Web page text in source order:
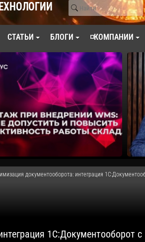
СТАТЬИ БЛОГИ ◽КОМПАНИИ
документооборота: интеграция
1С:Документооборот с